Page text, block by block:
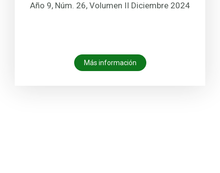
Año 9, Núm. 26, Volumen II Diciembre 2024
Más información